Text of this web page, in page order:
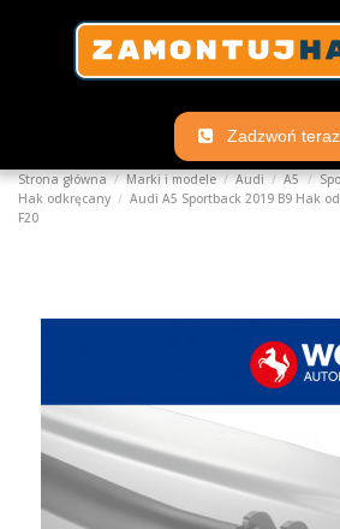
Zadzwoń teraz
Strona główna Marki i modele Audi A5
Hak odkręcany
Audi A5 Sportback 2019 B9 Hak
F20